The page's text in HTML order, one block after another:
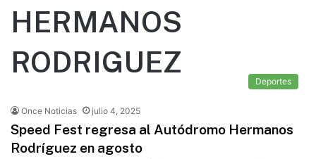
HERMANOS
RODRIGUEZ
Deportes
Once Noticias julio 4, 2025
Speed Fest regresa al Autódromo Hermanos
Rodríguez en agosto